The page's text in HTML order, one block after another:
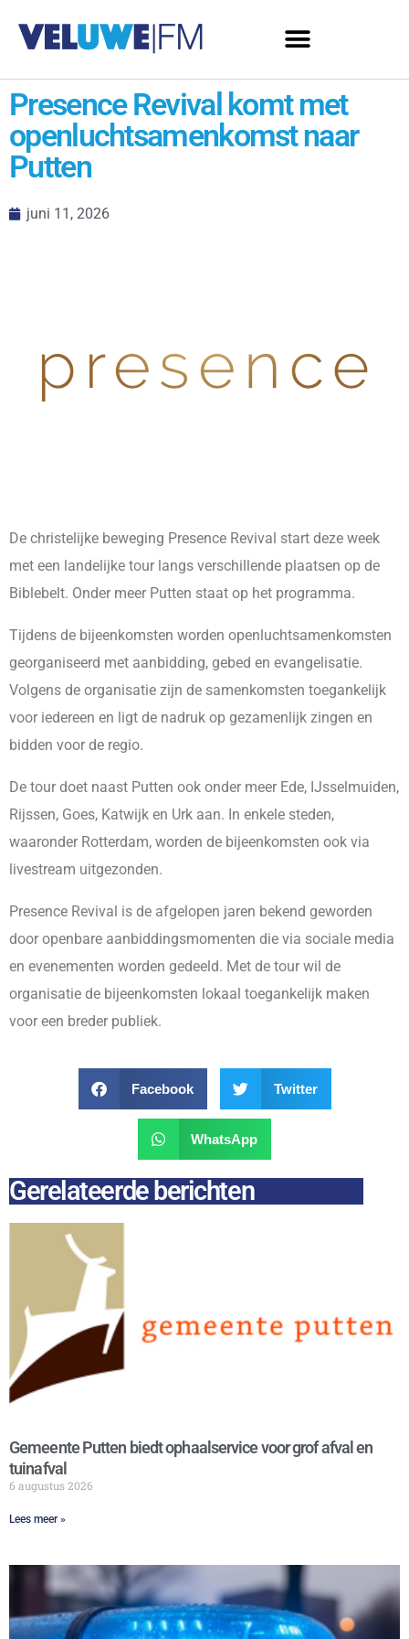
Presence Revival komt met
openluchtsamenkomst naar
Putten
juni 11, 2026
De christelijke beweging Presence Revival start deze week
met een landelijke tour langs verschillende plaatsen op de
Biblebelt. Onder meer Putten staat op het programma.
Tijdens de bijeenkomsten worden openluchtsamenkomsten
georganiseerd met aanbidding, gebed en evangelisatie.
Volgens de organisatie zijn de samenkomsten toegankelijk
voor iedereen en ligt de nadruk op gezamenlijk zingen en
bidden voor de regio.
De tour doet naast Putten ook onder meer Ede, IJsselmuiden,
Rijssen, Goes, Katwijk en Urk aan. In enkele steden,
waaronder Rotterdam, worden de bijeenkomsten ook via
livestream uitgezonden.
Presence Revival is de afgelopen jaren bekend geworden
door openbare aanbiddingsmomenten die via sociale media
en evenementen worden gedeeld. Met de tour wil de
organisatie de bijeenkomsten lokaal toegankelijk maken
voor een breder publiek.
Facebook Twitter
WhatsApp
Gerelateerde berichten
Gemeente Putten biedt ophaalservice voor grof afval en
tuinafval
6 augustus 2026
Lees meer »